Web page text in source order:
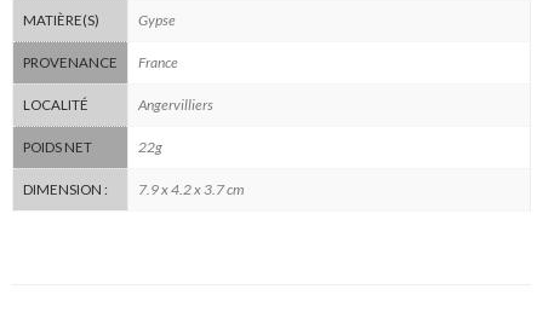
MATIÈRE(S) Gypse
PROVENANCE France
LOCALITÉ Angervilliers
POIDS NET 22g
DIMENSION : 7.9 x 4.2 x 3.7 cm